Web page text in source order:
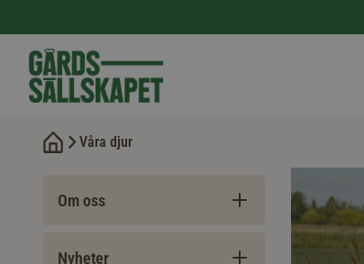
Våra djur
Om oss
Nyheter